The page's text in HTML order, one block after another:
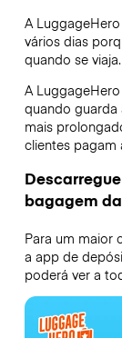
A
vários dias
quando se viaja.
A
quando
mais
clientes pagam
bagagem
Para um maior
a app de
poderá ver a